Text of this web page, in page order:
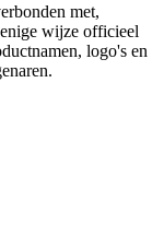
met,
wijze officieel
logo's en